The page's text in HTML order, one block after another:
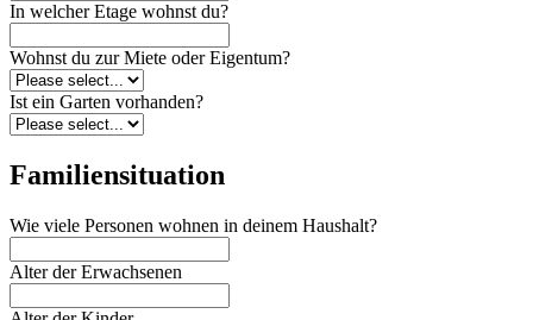
In welcher Etage wohnst du?
Wohnst du zur Miete oder Eigentum?
Ist ein Garten vorhanden?
Familiensituation
Wie viele Personen wohnen in deinem Haushalt?
Alter der Erwachsenen